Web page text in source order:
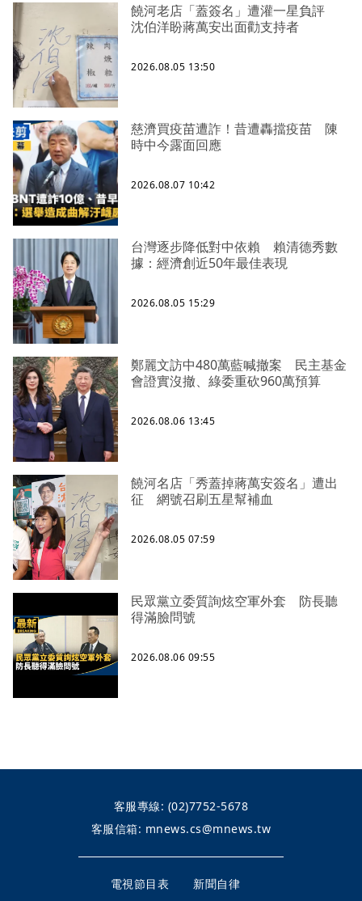
饒河老店「蓋簽名」遭灌一星負評
沈伯洋盼蔣萬安出面勸支持者
2026.08.05 13:50
慈濟買疫苗遭詐！昔遭轟擋疫苗 陳
時中今露面回應
2026.08.07 10:42
台灣逐步降低對中依賴 賴清德秀數
據：經濟創近50年最佳表現
2026.08.05 15:29
鄭麗文訪中480萬藍喊撤案 民主基金
會證實沒撤、綠委重砍960萬預算
2026.08.06 13:45
饒河名店「秀蓋掉蔣萬安簽名」遭出
征 網號召刷五星幫補血
2026.08.05 07:59
民眾黨立委質詢炫空軍外套 防長聽
得滿臉問號
2026.08.06 09:55
客服專線: (02)7752-5678
客服信箱: mnews.cs@mnews.tw
電視節目表
新聞自律